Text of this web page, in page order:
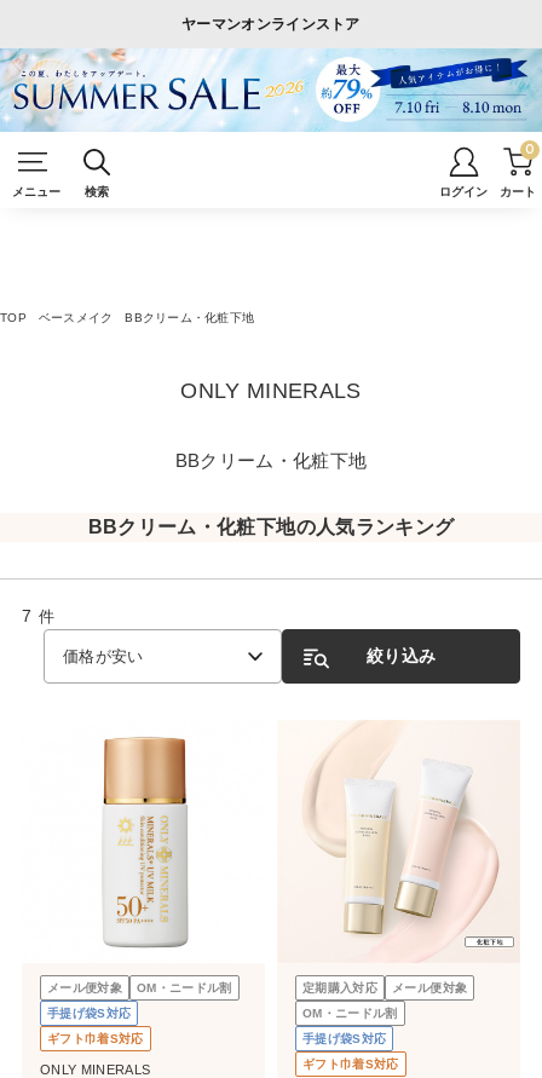
ヤーマンオンラインストア
メニュー 検索 ログイン カート
0
TOP ベースメイク BBクリーム・化粧下地
ONLY MINERALS
BBクリーム・化粧下地
BBクリーム・化粧下地の人気ランキング
7 件
価格が安い 絞り込み
メール便対象
OM・ニードル割
手提げ袋S対応
ギフト巾着S対応
ONLY MINERALS
定期購入対応
メール便対象
OM・ニードル割
手提げ袋S対応
ギフト巾着S対応